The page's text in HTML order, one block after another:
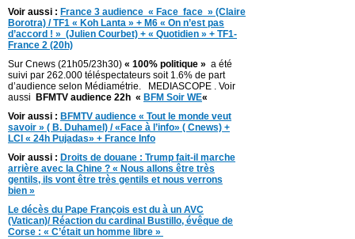
Voir aussi : France 3 audience « Face face » (Claire
Borotra) / TF1 « Koh Lanta » + M6 « On n’est pas
d’accord ! » (Julien Courbet) + « Quotidien » + TF1-
France 2 (20h)
Sur Cnews (21h05/23h30) « 100% politique » a été
suivi par 262.000 téléspectateurs soit 1.6% de part
d’audience selon Médiamétrie. MEDIASCOPE . Voir
aussi
BFMTV audience 22h « BFM Soir WE«
Voir aussi : BFMTV audience « Tout le monde veut
savoir » ( B. Duhamel) / «Face à l’info» ( Cnews) +
LCI « 24h Pujadas» + France Info
Voir aussi : Droits de douane : Trump fait-il marche
arrière avec la Chine ? « Nous allons être très
gentils, ils vont être très gentils et nous verrons
bien »
Le décès du Pape François est du à un AVC
(Vatican)/ Réaction du cardinal Bustillo, évêque de
Corse : « C’était un homme libre »